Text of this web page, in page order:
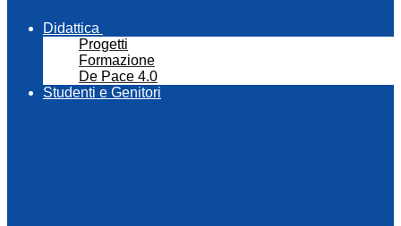
Didattica
Progetti
Formazione
De Pace 4.0
Studenti e Genitori